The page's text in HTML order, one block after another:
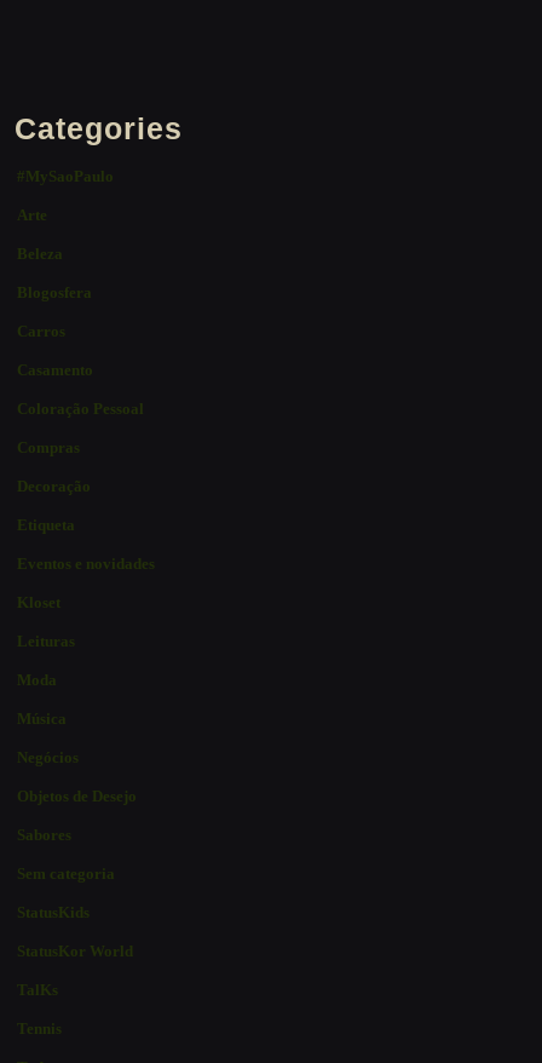
Categories
#MySaoPaulo
Arte
Beleza
Blogosfera
Carros
Casamento
Coloração Pessoal
Compras
Decoração
Etiqueta
Eventos e novidades
Kloset
Leituras
Moda
Música
Negócios
Objetos de Desejo
Sabores
Sem categoria
StatusKids
StatusKor World
TalKs
Tennis